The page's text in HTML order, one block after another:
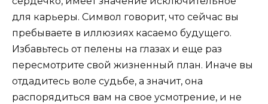
для карьеры. Символ говорит, что сейчас вы
пребываете в иллюзиях касаемо будущего.
Избавьтесь от пелены на глазах и еще раз
пересмотрите свой жизненный план. Иначе вы
отдадитесь воле судьбе, а значит, она
распорядиться вам на свое усмотрение, и не